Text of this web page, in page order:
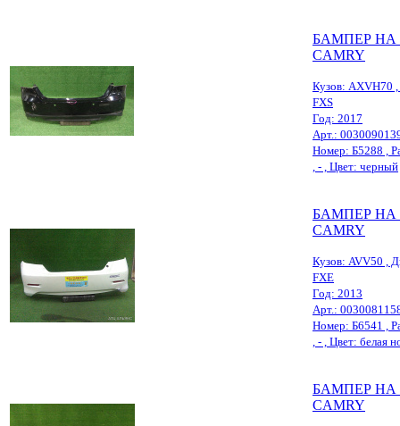
БАМПЕР НА
CAMRY
Кузов: AXVH70
FXS
Год: 2017
Арт.:
Номер: Б5288 ,
, - , Цвет: черный
БАМПЕР НА
CAMRY
Кузов: AVV50 ,
FXE
Год: 2013
Арт.:
Номер: Б6541 ,
, - , Цвет: белая
БАМПЕР НА
CAMRY